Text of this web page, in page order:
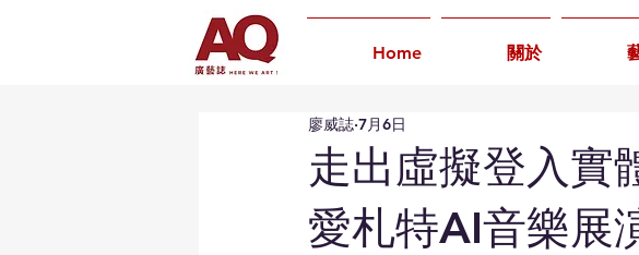
Home 關於
走出虛擬登入實
愛札特AI音樂展
廖威誌 7月6日